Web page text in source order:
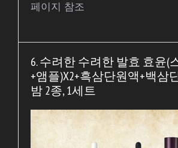
페이지 참조
6. 수려한 수려한 발효 효윤(
+앰플)X2+흑삼단원액+백삼
밤 2종, 1세트